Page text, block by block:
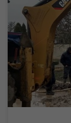
Екипе ЈКП
санацији
водоводне
тренутно без
Зрењанин од
санацији
Клеку […]